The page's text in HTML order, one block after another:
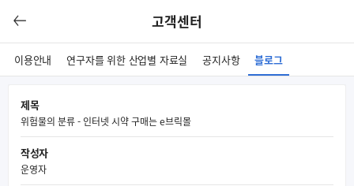
고객센터
이용안내 연구자를 위한 산업별 자료실 공지사항 블로그
제목
위험물의 분류 - 인터넷 시약 구매는 e브릭몰
작성자
운영자